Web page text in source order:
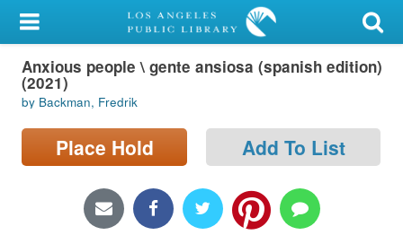
My Account
Library Card
Sign In
Search
Locations/Hours (external
Anxious people \ gente ansiosa (spanish edition)
(2021)
by Backman, Fredrik
Place Hold Add To List